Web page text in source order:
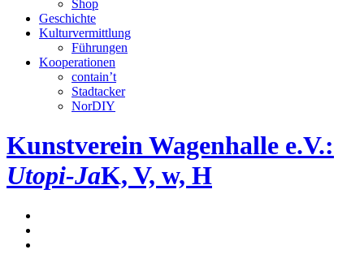
Shop
Geschichte
Kulturvermittlung
Führungen
Kooperationen
contain’t
Stadtacker
NorDIY
Kunstverein Wagenhalle e.V.:
Utopi-JaK, V, w, H